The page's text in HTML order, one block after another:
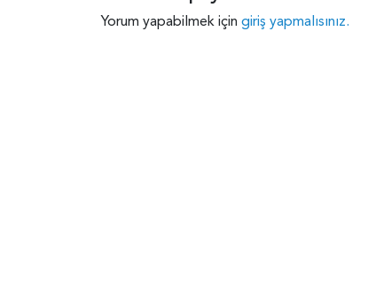
Yorum yapabilmek için giriş yapmalısınız.